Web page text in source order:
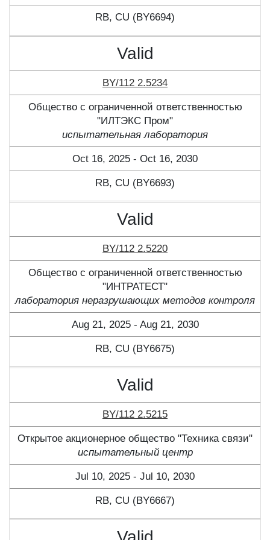
RB, CU (BY6694)
Valid
BY/112 2.5234
Общество с ограниченной ответственностью
"ИЛТЭКС Пром"
испытательная лаборатория
Oct 16, 2025 - Oct 16, 2030
RB, CU (BY6693)
Valid
BY/112 2.5220
Общество с ограниченной ответственностью
"ИНТРАТЕСТ"
лаборатория неразрушающих методов контроля
Aug 21, 2025 - Aug 21, 2030
RB, CU (BY6675)
Valid
BY/112 2.5215
Открытое акционерное общество "Техника связи"
испытательный центр
Jul 10, 2025 - Jul 10, 2030
RB, CU (BY6667)